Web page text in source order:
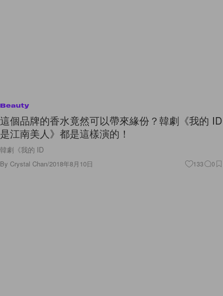
Beauty
這個品牌的香水竟然可以帶來緣份？韓劇《我的 ID
是江南美人》都是這樣演的！
韓劇《我的 ID
By Crystal Chan/2018年8月10日 133 0